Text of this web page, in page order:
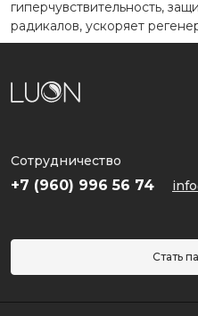
гиперчувствительность,
радикалов, ускоряет
Сотрудничество
+7 (960) 996 56 74
Стать